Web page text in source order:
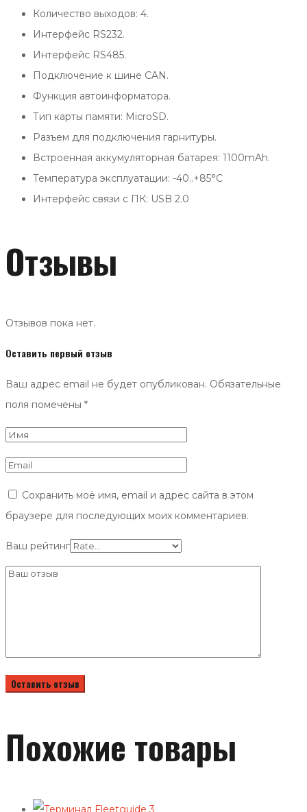
Количество выходов: 4.
Интерфейс RS232.
Интерфейс RS485.
Подключение к шине CAN.
Функция автоинформатора.
Тип карты памяти: MicroSD.
Разъем для подключения гарнитуры.
Встроенная аккумуляторная батарея: 1100mAh.
Температура эксплуатации: -40..+85°С
Интерфейс связи с ПК: USB 2.0
Отзывы
Отзывов пока нет.
Оставить первый отзыв
Ваш адрес email не будет опубликован. Обязательные
поля помечены *
Сохранить моё имя, email и адрес сайта в этом
браузере для последующих моих комментариев.
Ваш рейтинг
Похожие товары